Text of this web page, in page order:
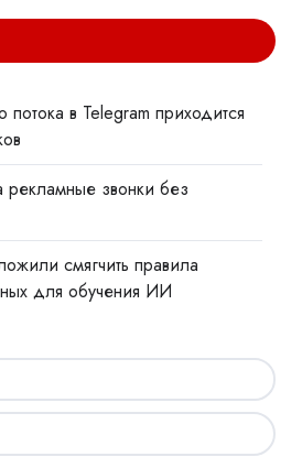
в Telegram приходится
рекламные звонки без
смягчить правила
для обучения ИИ